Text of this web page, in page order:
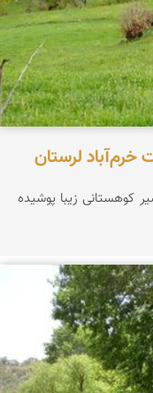
لرستان
زیبا پوشیده